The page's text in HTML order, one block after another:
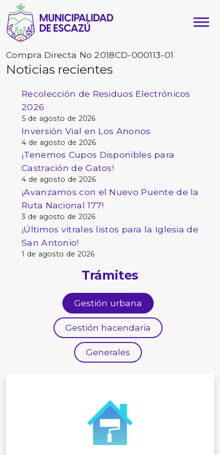
Compra Directa No 2018CD-000113-01
Noticias recientes
Recolección de Residuos Electrónicos
2026
5 de agosto de 2026
Inversión Vial en Los Anonos
4 de agosto de 2026
¡Tenemos Cupos Disponibles para
Castración de Gatos!
4 de agosto de 2026
¡Avanzamos con el Nuevo Puente de la
Ruta Nacional 177!
3 de agosto de 2026
¡Últimos vitrales listos para la Iglesia de
San Antonio!
1 de agosto de 2026
Trámites
Gestión urbana
Gestión hacendaria
Generales